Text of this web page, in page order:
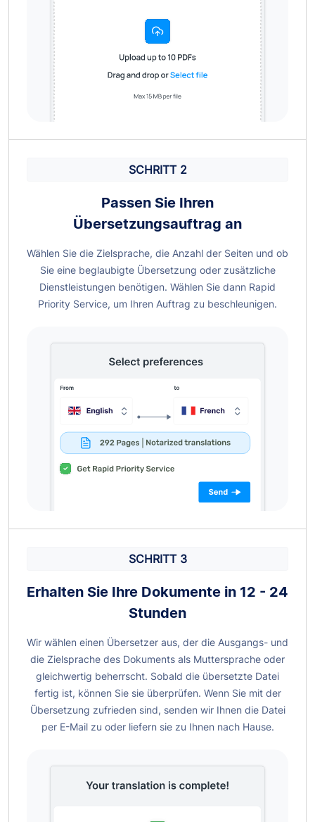
SCHRITT 2
Passen Sie Ihren
Übersetzungsauftrag an
Wählen Sie die Zielsprache, die Anzahl der Seiten und ob
Sie eine beglaubigte Übersetzung oder zusätzliche
Dienstleistungen benötigen. Wählen Sie dann Rapid
Priority Service, um Ihren Auftrag zu beschleunigen.
SCHRITT 3
Erhalten Sie Ihre Dokumente in 12 - 24
Stunden
Wir wählen einen Übersetzer aus, der die Ausgangs- und
die Zielsprache des Dokuments als Muttersprache oder
gleichwertig beherrscht. Sobald die übersetzte Datei
fertig ist, können Sie sie überprüfen. Wenn Sie mit der
Übersetzung zufrieden sind, senden wir Ihnen die Datei
per E-Mail zu oder liefern sie zu Ihnen nach Hause.